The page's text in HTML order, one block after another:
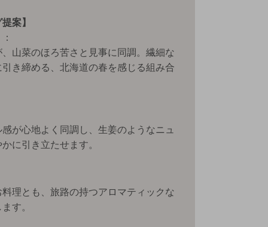
案】
：
山菜のほろ苦さと見事に同調。繊細な
き締める、北海道の春を感じる組み合
が心地よく同調し、生姜のようなニュ
に引き立たせます。
理とも、旅路の持つアロマティックな
す。